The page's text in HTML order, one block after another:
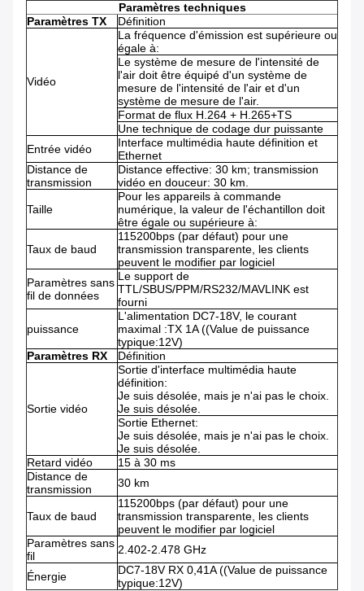
Paramètres techniques
Paramètres TX
Définition
Vidéo
La fréquence d'émission est supérieure ou
égale à:
Le système de mesure de l'intensité de
l'air doit être équipé d'un système de
mesure de l'intensité de l'air et d'un
système de mesure de l'air.
Format de flux H.264 + H.265+TS
Une technique de codage dur puissante
Entrée vidéo
Interface multimédia haute définition et
Ethernet
Distance de
transmission
Distance effective: 30 km; transmission
vidéo en douceur: 30 km.
Taille
Pour les appareils à commande
numérique, la valeur de l'échantillon doit
être égale ou supérieure à:
Taux de baud
115200bps (par défaut) pour une
transmission transparente, les clients
peuvent le modifier par logiciel
Paramètres sans
fil de données
Le support de
TTL/SBUS/PPM/RS232/MAVLINK est
fourni
puissance
L'alimentation DC7-18V, le courant
maximal :TX 1A ((Value de puissance
typique:12V)
Paramètres RX
Définition
Sortie vidéo
Sortie d'interface multimédia haute
définition:
Je suis désolée, mais je n'ai pas le choix.
Je suis désolée.
Sortie Ethernet:
Je suis désolée, mais je n'ai pas le choix.
Je suis désolée.
Retard vidéo
15 à 30 ms
Distance de
transmission
30 km
Taux de baud
115200bps (par défaut) pour une
transmission transparente, les clients
peuvent le modifier par logiciel
Paramètres sans
fil
2.402-2.478 GHz
Énergie
DC7-18V RX 0,41A ((Value de puissance
typique:12V)